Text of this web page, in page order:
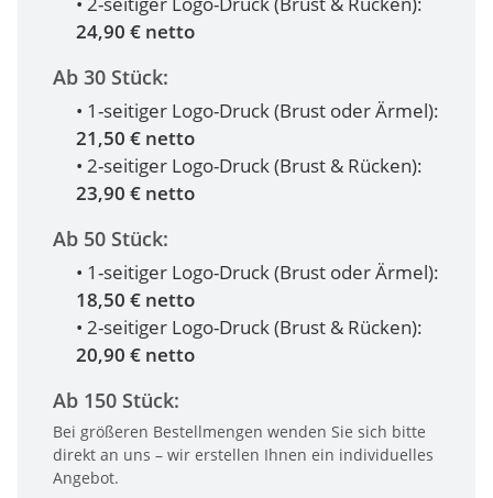
24,90 € netto
Ab 30 Stück:
• 1-seitiger Logo-Druck (Brust oder Ärmel):
21,50 € netto
• 2-seitiger Logo-Druck (Brust & Rücken):
23,90 € netto
Ab 50 Stück:
• 1-seitiger Logo-Druck (Brust oder Ärmel):
18,50 € netto
• 2-seitiger Logo-Druck (Brust & Rücken):
20,90 € netto
Ab 150 Stück:
Bei größeren Bestellmengen wenden Sie sich bitte
direkt an uns – wir erstellen Ihnen ein individuelles
Angebot.